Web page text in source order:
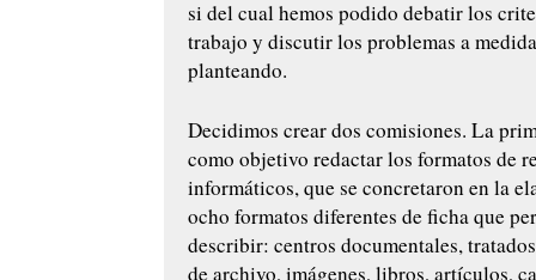
si del cual hemos podido debatir los
trabajo y discutir los problemas a
planteando.
Decidimos crear dos comisiones. La
como objetivo redactar los formatos de
informáticos, que se concretaron en la
ocho formatos diferentes de ficha que
describir: centros documentales,
de archivo, imágenes, libros, artículos,